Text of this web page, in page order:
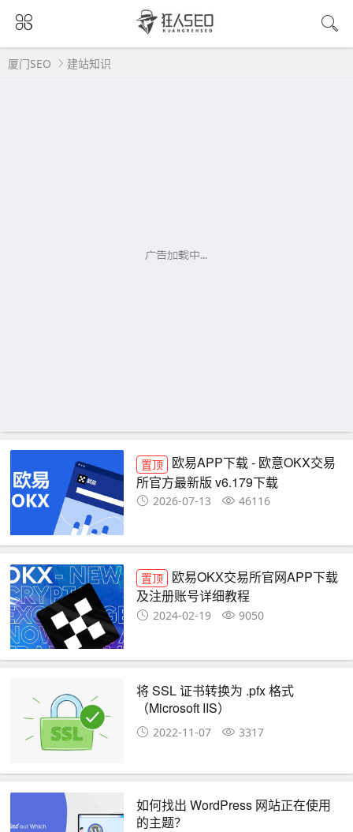
厦门SEO 建站知识
置顶 欧易APP下载 - 欧意OKX交易
所官方最新版 v6.179下载
2026-07-13 46116
置顶 欧易OKX交易所官网APP下载
及注册账号详细教程
2024-02-19 9050
将 SSL 证书转换为 .pfx 格式
（Microsoft IIS）
2022-11-07 3317
如何找出 WordPress 网站正在使用
的主题？